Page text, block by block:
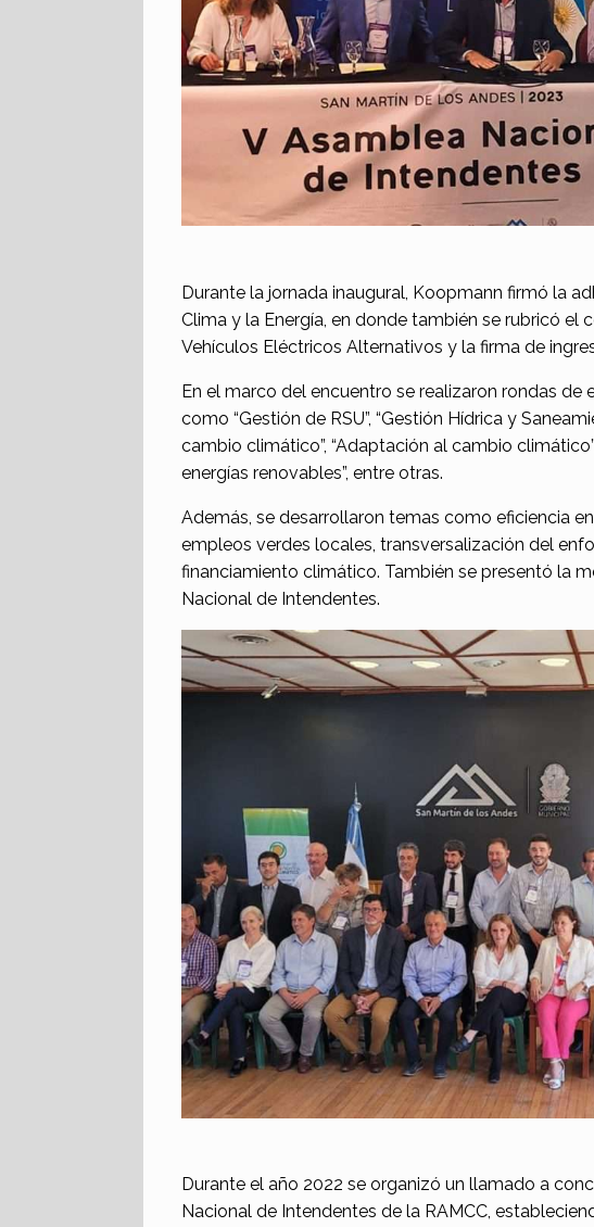
Durante la jornada inaugural, Koopmann firmó la
Clima y la Energía, en donde también se rubricó el
Vehículos Eléctricos Alternativos y la firma de
En el marco del encuentro se realizaron rondas de
como “Gestión de RSU”, “Gestión Hídrica y
cambio climático”, “Adaptación al cambio
energías renovables”, entre otras.
Además, se desarrollaron temas como eficiencia
empleos verdes locales, transversalización del
financiamiento climático. También se presentó la
Nacional de Intendentes.
Durante el año 2022 se organizó un llamado a
Nacional de Intendentes de la RAMCC,